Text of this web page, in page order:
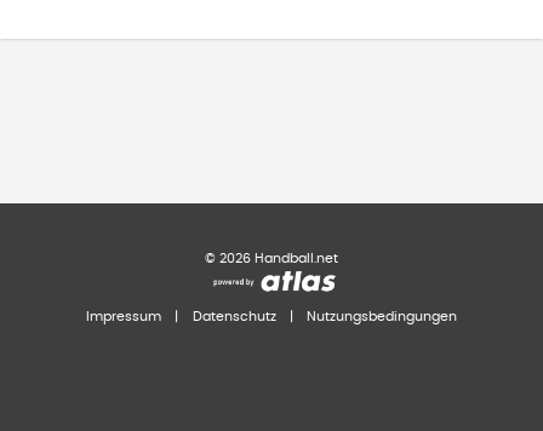
© 2026 Handball.net
Impressum Datenschutz Nutzungsbedingungen